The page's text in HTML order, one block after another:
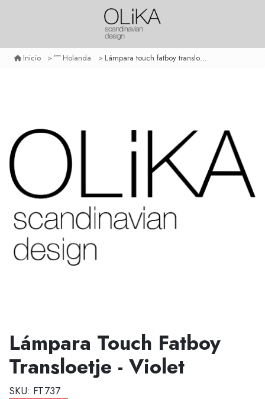
Inicio Holanda Lámpara touch fatboy transloetje - violet
Lámpara Touch Fatboy
Transloetje - Violet
SKU: FT737